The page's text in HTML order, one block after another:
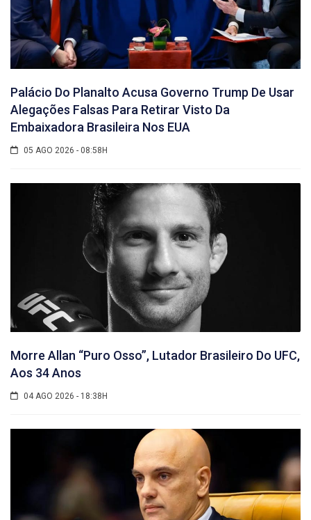
Palácio Do Planalto Acusa Governo Trump De Usar
Alegações Falsas Para Retirar Visto Da
Embaixadora Brasileira Nos EUA
05 AGO 2026 - 08:58H
Morre Allan “Puro Osso”, Lutador Brasileiro Do UFC,
Aos 34 Anos
04 AGO 2026 - 18:38H